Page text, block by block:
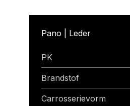
Pano | Leder
PK
Brandstof
Carrosserievorm